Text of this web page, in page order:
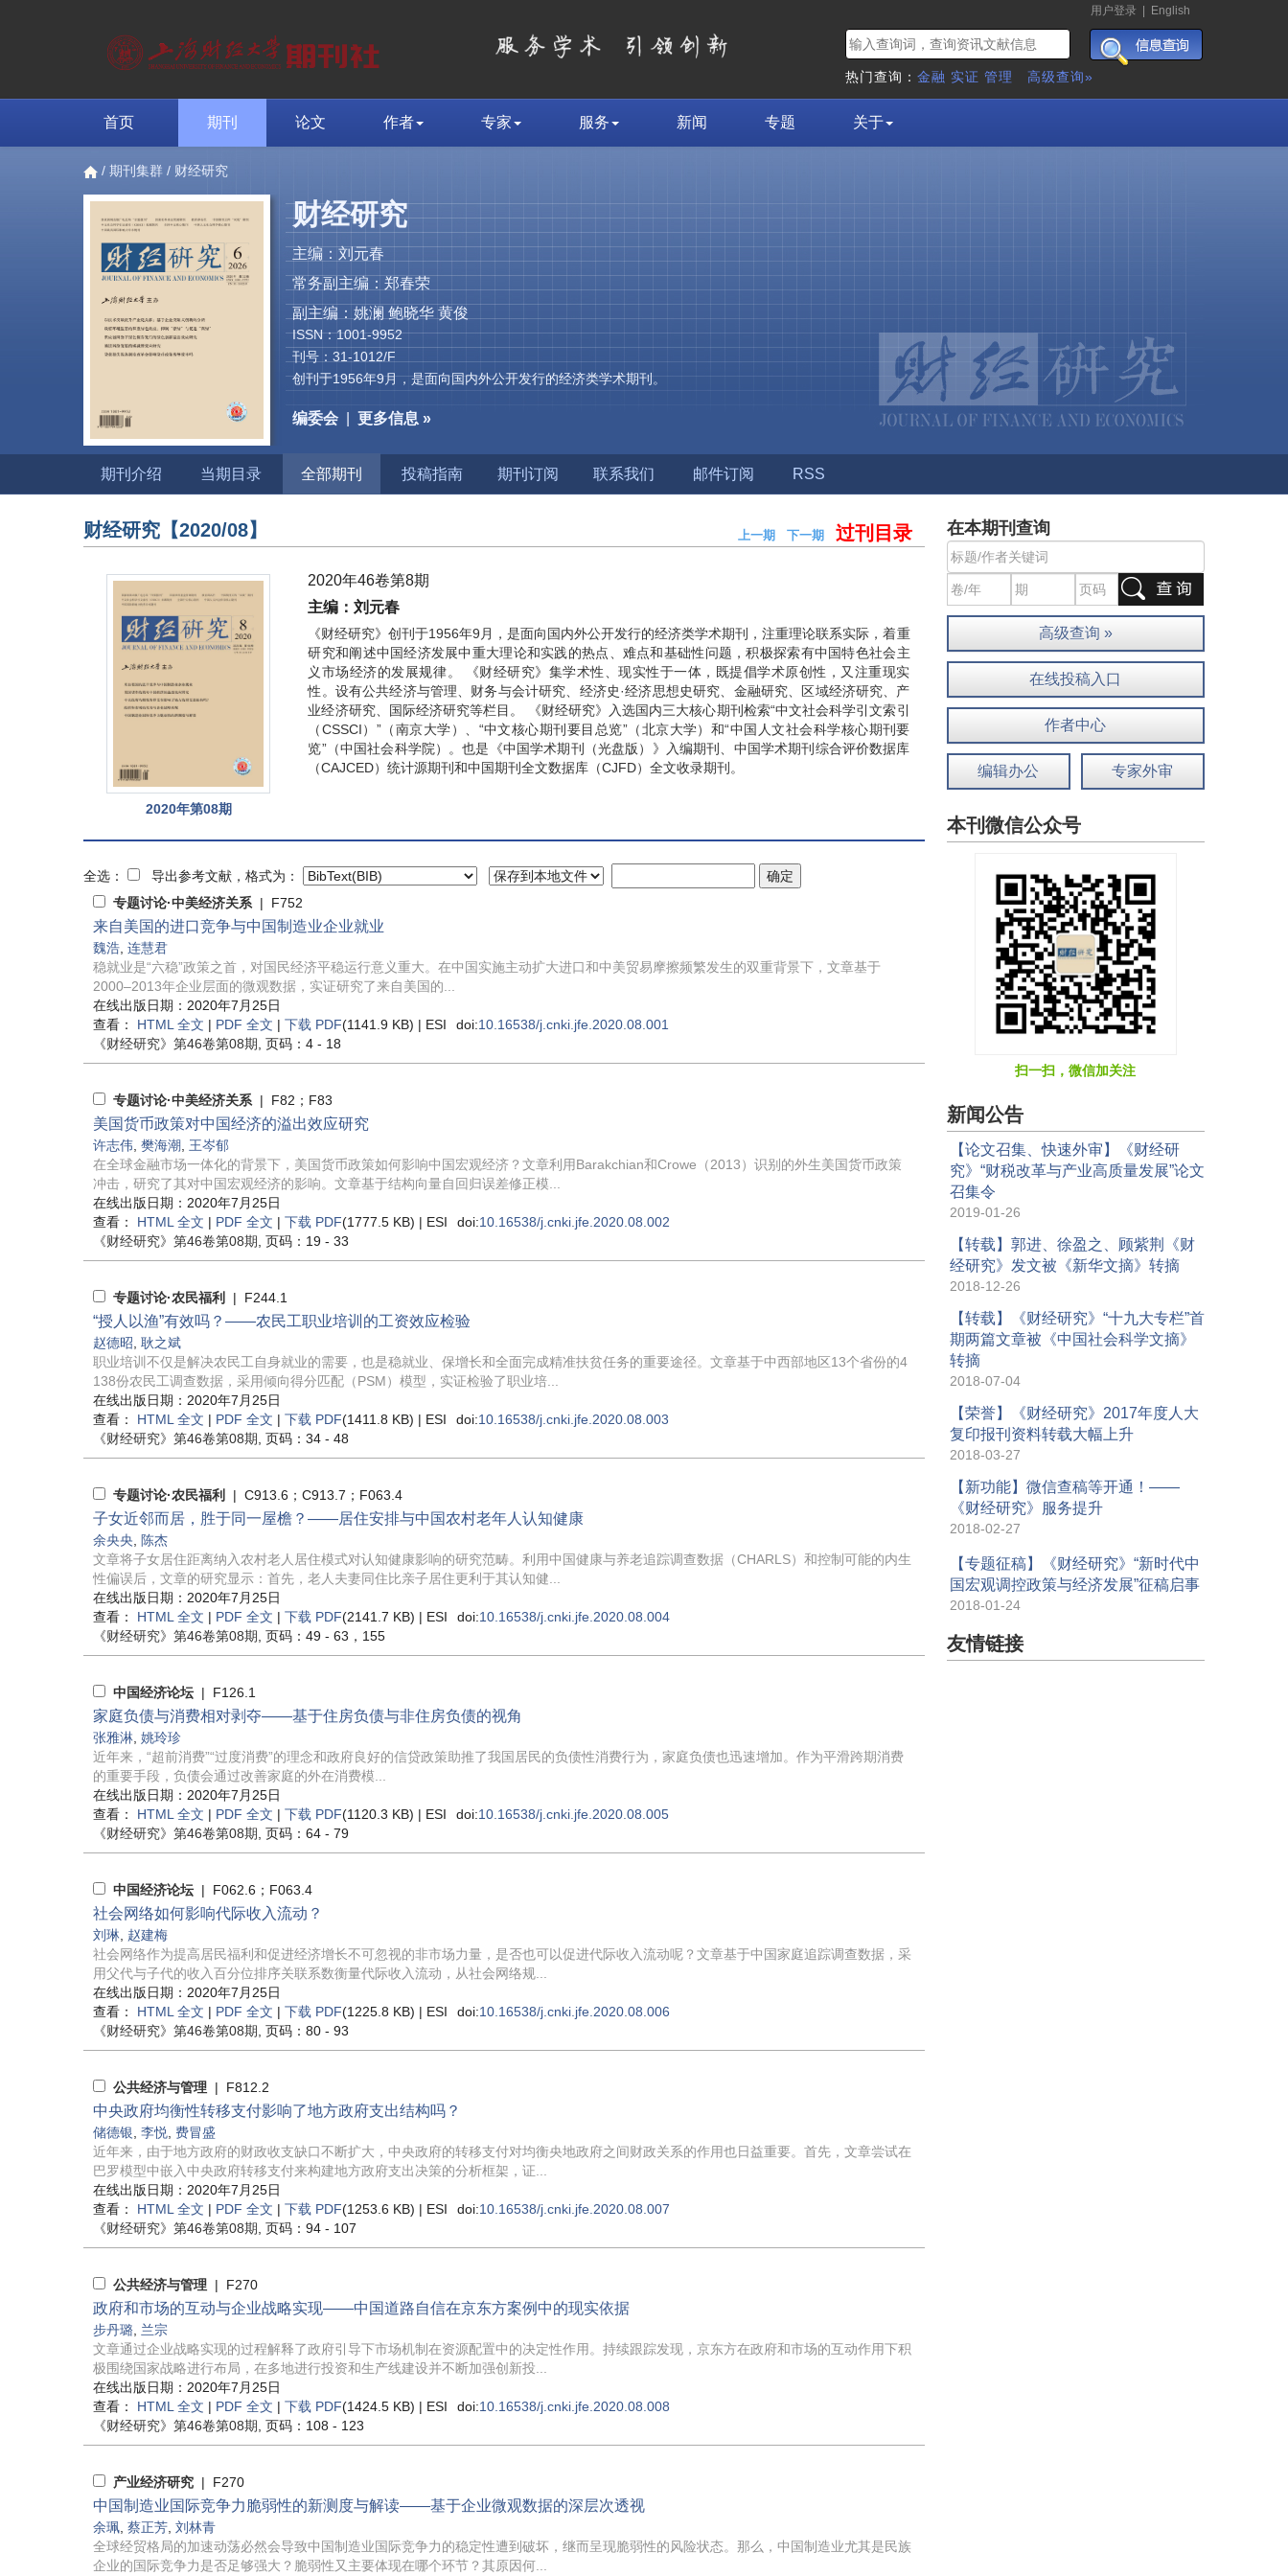
用户登录 English
热门查询： 金融 实证 管理 高级查询»
首页 期刊 论文 作者 专家 服务 新闻 专题 关于
/ 期刊集群 / 财经研究
财经研究
主编：刘元春
常务副主编：郑春荣
副主编：姚澜 鲍晓华 黄俊
ISSN：1001-9952
刊号：31-1012/F
创刊于1956年9月，是面向国内外公开发行的经济类学术期刊。
编委会 更多信息 »
期刊介绍 当期目录 全部期刊 投稿指南 期刊订阅 联系我们 邮件订阅 RSS
财经研究 【2020/08】 上一期 下一期过刊目录
2020年第08期
2020年46卷第8期
主编：刘元春
《财经研究》创刊于1956年9月，是面向国内外公开发行的经济类学术期刊，注重理论联系实际，着重
研究和阐述中国经济发展中重大理论和实践的热点、难点和基础性问题，积极探索有中国特色社会主
义市场经济的发展规律。 《财经研究》集学术性、现实性于一体，既提倡学术原创性，又注重现实
性。设有公共经济与管理、财务与会计研究、经济史·经济思想史研究、金融研究、区域经济研究、产
业经济研究、国际经济研究等栏目。 《财经研究》入选国内三大核心期刊检索“中文社会科学引文索引
（CSSCI）”（南京大学）、“中文核心期刊要目总览”（北京大学）和“中国人文社会科学核心期刊要
览”（中国社会科学院）。也是《中国学术期刊（光盘版）》入编期刊、中国学术期刊综合评价数据库
（CAJCED）统计源期刊和中国期刊全文数据库（CJFD）全文收录期刊。
全选：
导出参考文献，格式为：
专题讨论·中美经济关系 | F752
来自美国的进口竞争与中国制造业企业就业
魏浩 连慧君
稳就业是“六稳”政策之首，对国民经济平稳运行意义重大。在中国实施主动扩大进口和中美贸易摩擦频繁发生的双重背景下，文章基于
2000–2013年企业层面的微观数据，实证研究了来自美国的...
在线出版日期：2020年7月25日
查看： HTML 全文 | PDF 全文 | 下载 PDF(1141.9 KB) | ESI doi:10.16538/j.cnki.jfe.2020.08.001
《财经研究》 第46卷第08期 , 页码：4 - 18
专题讨论·中美经济关系 | F82；F83
美国货币政策对中国经济的溢出效应研究
许志伟 樊海潮 王岑郁
在全球金融市场一体化的背景下，美国货币政策如何影响中国宏观经济？文章利用Barakchian和Crowe（2013）识别的外生美国货币政策
冲击，研究了其对中国宏观经济的影响。文章基于结构向量自回归误差修正模...
在线出版日期：2020年7月25日
查看： HTML 全文 | PDF 全文 | 下载 PDF(1777.5 KB) | ESI doi:10.16538/j.cnki.jfe.2020.08.002
《财经研究》 第46卷第08期 , 页码：19 - 33
专题讨论·农民福利 | F244.1
“授人以渔”有效吗？——农民工职业培训的工资效应检验
赵德昭 耿之斌
职业培训不仅是解决农民工自身就业的需要，也是稳就业、保增长和全面完成精准扶贫任务的重要途径。文章基于中西部地区13个省份的4
138份农民工调查数据，采用倾向得分匹配（PSM）模型，实证检验了职业培...
在线出版日期：2020年7月25日
查看： HTML 全文 | PDF 全文 | 下载 PDF(1411.8 KB) | ESI doi:10.16538/j.cnki.jfe.2020.08.003
《财经研究》 第46卷第08期 , 页码：34 - 48
专题讨论·农民福利 | C913.6；C913.7；F063.4
子女近邻而居，胜于同一屋檐？——居住安排与中国农村老年人认知健康
余央央 陈杰
文章将子女居住距离纳入农村老人居住模式对认知健康影响的研究范畴。利用中国健康与养老追踪调查数据（CHARLS）和控制可能的内生
性偏误后，文章的研究显示：首先，老人夫妻同住比亲子居住更利于其认知健...
在线出版日期：2020年7月25日
查看： HTML 全文 | PDF 全文 | 下载 PDF(2141.7 KB) | ESI doi:10.16538/j.cnki.jfe.2020.08.004
《财经研究》 第46卷第08期 , 页码：49 - 63，155
中国经济论坛 | F126.1
家庭负债与消费相对剥夺——基于住房负债与非住房负债的视角
张雅淋 姚玲珍
近年来，“超前消费”“过度消费”的理念和政府良好的信贷政策助推了我国居民的负债性消费行为，家庭负债也迅速增加。作为平滑跨期消费
的重要手段，负债会通过改善家庭的外在消费模...
在线出版日期：2020年7月25日
查看： HTML 全文 | PDF 全文 | 下载 PDF(1120.3 KB) | ESI doi:10.16538/j.cnki.jfe.2020.08.005
《财经研究》 第46卷第08期 , 页码：64 - 79
中国经济论坛 | F062.6；F063.4
社会网络如何影响代际收入流动？
刘琳
赵建梅
社会网络作为提高居民福利和促进经济增长不可忽视的非市场力量，是否也可以促进代际收入流动呢？文章基于中国家庭追踪调查数据，采
用父代与子代的收入百分位排序关联系数衡量代际收入流动，从社会网络规...
在线出版日期：2020年7月25日
查看： HTML 全文 | PDF 全文 | 下载 PDF(1225.8 KB) | ESI doi:10.16538/j.cnki.jfe.2020.08.006
《财经研究》 第46卷第08期 , 页码：80 - 93
公共经济与管理 | F812.2
中央政府均衡性转移支付影响了地方政府支出结构吗？
储德银 李悦 费冒盛
近年来，由于地方政府的财政收支缺口不断扩大，中央政府的转移支付对均衡央地政府之间财政关系的作用也日益重要。首先，文章尝试在
巴罗模型中嵌入中央政府转移支付来构建地方政府支出决策的分析框架，证...
在线出版日期：2020年7月25日
查看： HTML 全文 | PDF 全文 | 下载 PDF(1253.6 KB) | ESI doi:10.16538/j.cnki.jfe.2020.08.007
《财经研究》 第46卷第08期 , 页码：94 - 107
公共经济与管理 | F270
政府和市场的互动与企业战略实现——中国道路自信在京东方案例中的现实依据
步丹璐 兰宗
文章通过企业战略实现的过程解释了政府引导下市场机制在资源配置中的决定性作用。持续跟踪发现，京东方在政府和市场的互动作用下积
极围绕国家战略进行布局，在多地进行投资和生产线建设并不断加强创新投...
在线出版日期：2020年7月25日
查看： HTML 全文 | PDF 全文 | 下载 PDF(1424.5 KB) | ESI doi:10.16538/j.cnki.jfe.2020.08.008
《财经研究》 第46卷第08期 , 页码：108 - 123
产业经济研究 | F270
中国制造业国际竞争力脆弱性的新测度与解读——基于企业微观数据的深层次透视
余珮 蔡正芳 刘林青
全球经贸格局的加速动荡必然会导致中国制造业国际竞争力的稳定性遭到破坏，继而呈现脆弱性的风险状态。那么，中国制造业尤其是民族
企业的国际竞争力是否足够强大？脆弱性又主要体现在哪个环节？其原因何...
在本期刊查询
高级查询 »
在线投稿入口
作者中心
编辑办公 专家外审
本刊微信公众号
扫一扫，微信加关注
新闻公告
【论文召集、快速外审】《财经研
究》“财税改革与产业高质量发展”论文
召集令
2019-01-26
【转载】郭进、徐盈之、顾紫荆《财
经研究》发文被《新华文摘》转摘
2018-12-26
【转载】《财经研究》“十九大专栏”首
期两篇文章被《中国社会科学文摘》
转摘
2018-07-04
【荣誉】《财经研究》2017年度人大
复印报刊资料转载大幅上升
2018-03-27
【新功能】微信查稿等开通！——
《财经研究》服务提升
2018-02-27
【专题征稿】《财经研究》“新时代中
国宏观调控政策与经济发展”征稿启事
2018-01-24
友情链接